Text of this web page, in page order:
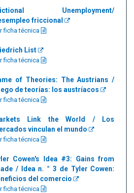
Unemployment/
friccional
ficha técnica
List
ficha técnica
of Theories: The Austrians /
de teorías: los austríacos
ficha técnica
Link the World / Los
vinculan el mundo
ficha técnica
Cowen's Idea #3: Gains from
/ Idea n. ° 3 de Tyler Cowen:
del comercio
ficha técnica